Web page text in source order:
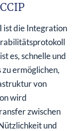
ist die Integration
es, schnelle und
ermöglichen,
von
wird
zwischen
und